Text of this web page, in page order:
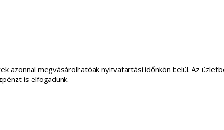
azonnal megvásárolhatóak nyitvatartási időnkön belül. Az
is elfogadunk.